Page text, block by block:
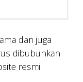
dan juga
dibubuhkan
resmi.